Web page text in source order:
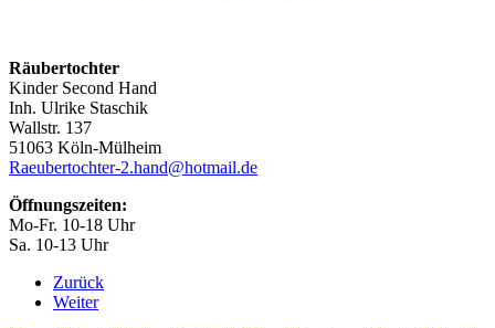
Räubertochter
Kinder Second Hand
Inh. Ulrike Staschik
Wallstr. 137
51063 Köln-Mülheim
Raeubertochter-2.hand@hotmail.de
Öffnungszeiten:
Mo-Fr. 10-18 Uhr
Sa. 10-13 Uhr
Zurück
Weiter